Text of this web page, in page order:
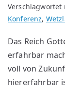
Konferenz,
Das Reich
erfahrbar
voll von
hiererfahrbar